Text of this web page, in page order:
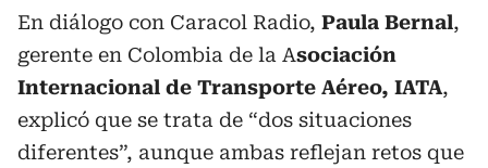
En diálogo con Caracol Radio, Paula Bernal,
gerente en Colombia de la Asociación
Internacional de Transporte Aéreo, IATA,
explicó que se trata de “dos situaciones
diferentes”, aunque ambas reflejan retos que